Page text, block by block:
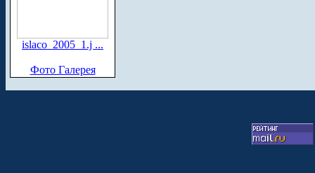
islaco_2005_1.j ...
Фото Галерея